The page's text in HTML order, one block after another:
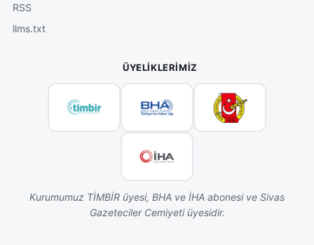
RSS
llms.txt
ÜYELIKLERIMIZ
Kurumumuz TİMBİR üyesi, BHA ve İHA abonesi ve Sivas
Gazeteciler Cemiyeti üyesidir.